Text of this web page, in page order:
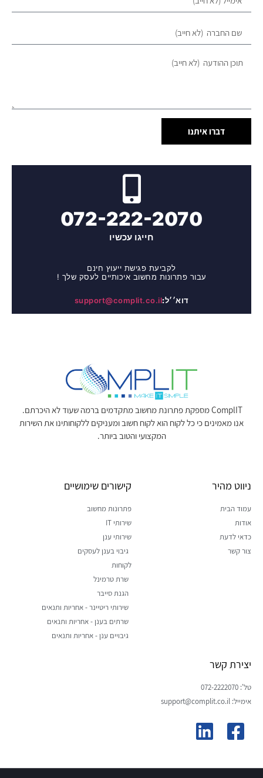
דברו איתנו
072-222-2070
חייגו עכשיו
לקביעת פגישת ייעוץ חינם
עבור פתרונות מחשוב איכותיים לעסק שלך !
דוא׳׳ל:support@complit.co.il
ComplIT מספקת פתרונת מחשוב מתקדמים ברמה שעוד לא היכרתם.
אנו מאמינים כי כל לקוח הוא לקוח חשוב ומעניקים ללקוחותינו את השירות
המקצועי והטוב ביותר.
ניווט מהיר
עמוד הבית
אודות
כדאי לדעת
צור קשר
קישורים שימושיים
פתרונות מחשוב
שירותי IT
שירותי ענן
גיבוי בענן לעסקים
לקוחות
שרת טרמינל
הגנת סייבר
שירותי ריטיינר - אחריות ותנאים
שרתים בענן - אחריות ותנאים
גיבויים ענן - אחריות ותנאים
יצירת קשר
טל': 072-2222070
אימייל: support@complit.co.il